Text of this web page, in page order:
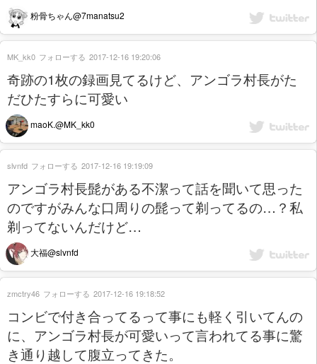
粉骨ちゃん@7manatsu2
奇跡の1枚の録画見てるけど、アンゴラ村長がた
だひたすらに可愛い
maoK.@MK_kk0
MK_kk0 フォローする 2017-12-16 19:20:06
アンゴラ村長髭がある不潔って話を聞いて思った
のですがみんな口周りの髭って剃ってるの…？私
剃ってないんだけど…
大福@slvnfd
slvnfd フォローする 2017-12-16 19:19:09
コンビで付き合ってるって事にも軽く引いてんの
に、アンゴラ村長が可愛いって言われてる事に驚
き通り越して腹立ってきた。
zmctry46 フォローする 2017-12-16 19:18:52